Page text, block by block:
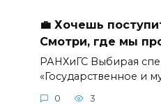
💼 Хочешь
Смотри, где мы
РАНХиГС Выбирая
«Государственное и
0 3